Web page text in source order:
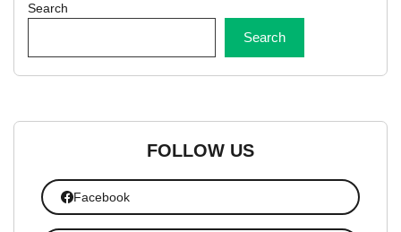
Search
Search
FOLLOW US
Facebook